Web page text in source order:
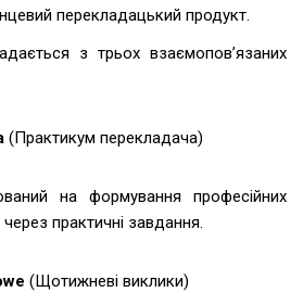
перекладацький продукт.
з трьох взаємопов’язаних
(Практикум перекладача)
на формування професійних
практичні завдання.
(Щотижневі виклики)